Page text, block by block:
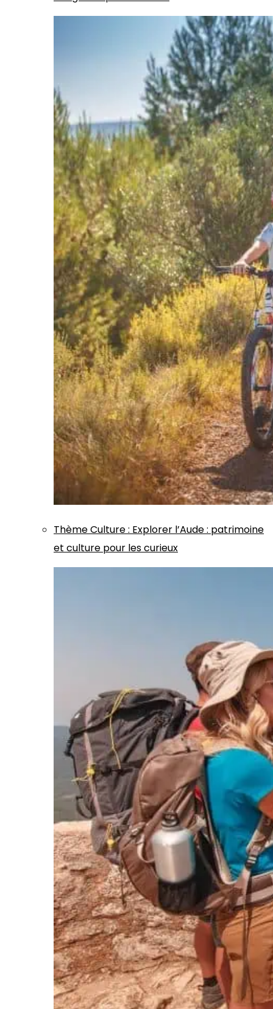
ThèmeCulture: Explorer l’Aude : patrimoine
et culture pour les curieux